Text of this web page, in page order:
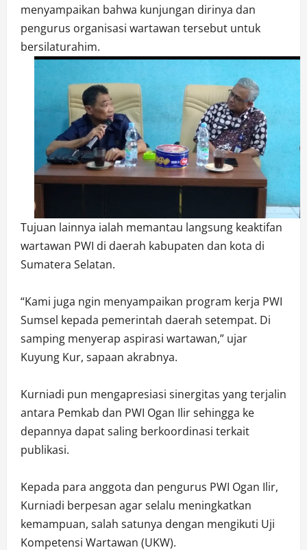
menyampaikan bahwa kunjungan dirinya dan
pengurus organisasi wartawan tersebut untuk
bersilaturahim.
Tujuan lainnya ialah memantau langsung keaktifan
wartawan PWI di daerah kabupaten dan kota di
Sumatera Selatan.
“Kami juga ngin menyampaikan program kerja PWI
Sumsel kepada pemerintah daerah setempat. Di
samping menyerap aspirasi wartawan,” ujar
Kuyung Kur, sapaan akrabnya.
Kurniadi pun mengapresiasi sinergitas yang terjalin
antara Pemkab dan PWI Ogan Ilir sehingga ke
depannya dapat saling berkoordinasi terkait
publikasi.
Kepada para anggota dan pengurus PWI Ogan Ilir,
Kurniadi berpesan agar selalu meningkatkan
kemampuan, salah satunya dengan mengikuti Uji
Kompetensi Wartawan (UKW).